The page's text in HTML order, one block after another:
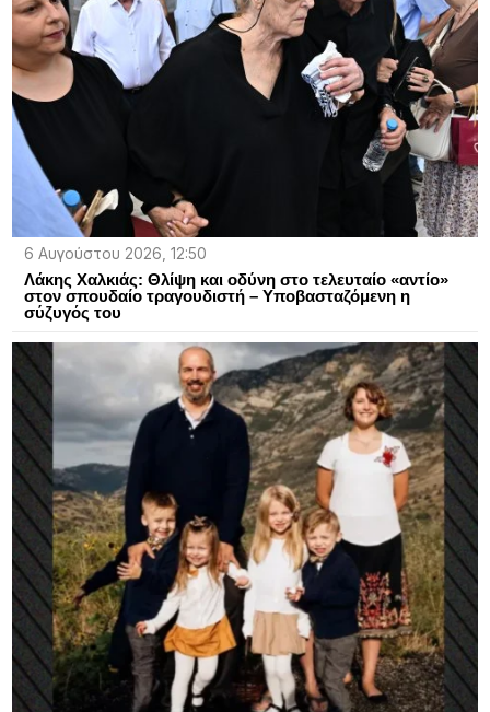
6 Αυγούστου 2026, 12:50
Λάκης Χαλκιάς: Θλίψη και οδύνη στο τελευταίο «αντίο»
στον σπουδαίο τραγουδιστή – Υποβασταζόμενη η
σύζυγός του